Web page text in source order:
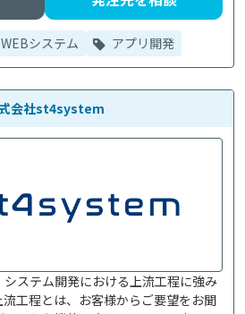
WEBシステム アプリ開発
会社st4system
ステム開発における上流工程に強み
工程とは、お客様からご要望をお聞